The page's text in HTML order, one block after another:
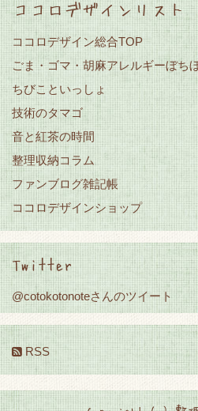
ココロデザインリスト
ココロデザイン総合TOP
ごま・ゴマ・胡麻アレルギーぼち
ちびこといっしょ
技術のタマゴ
音と紅茶の時間
整理収納コラム
ファンブログ雑記帳
ココロデザインショップ
Twitter
@cotokotonoteさんのツイート
RSS